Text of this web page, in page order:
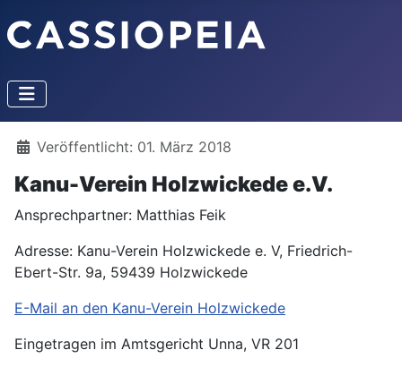
Details
Veröffentlicht: 01. März 2018
Kanu-Verein Holzwickede e.V.
Ansprechpartner: Matthias Feik
Adresse: Kanu-Verein Holzwickede e. V, Friedrich-
Ebert-Str. 9a, 59439 Holzwickede
E-Mail an den Kanu-Verein Holzwickede
Eingetragen im Amtsgericht Unna, VR 201